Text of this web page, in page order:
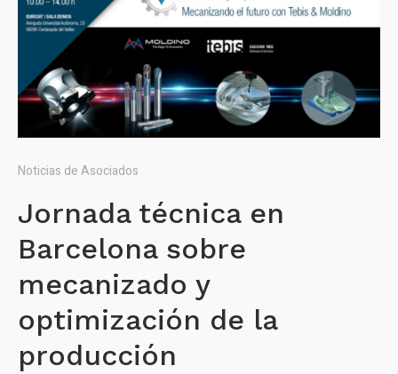
Noticias de Asociados
Jornada técnica en
Barcelona sobre
mecanizado y
optimización de la
producción